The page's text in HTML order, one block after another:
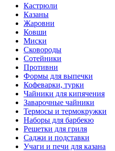
Кастрюли
Казаны
Жаровни
Ковши
Миски
Сковороды
Сотейники
Противни
Формы для выпечки
Кофеварки, турки
Чайники для кипячения
Заварочные чайники
Термосы и термокружки
Наборы для барбекю
Решетки для гриля
Саджи и подставки
Учаги и печи для казана